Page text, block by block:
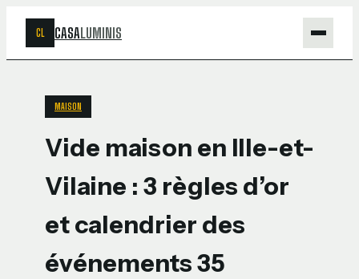
CL CASALUMINIS
MAISON
Vide maison en Ille-et-
Vilaine : 3 règles d’or
et calendrier des
événements 35